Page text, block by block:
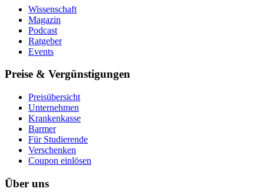
Wissenschaft
Magazin
Podcast
Ratgeber
Events
Preise & Vergünstigungen
Preisübersicht
Unternehmen
Krankenkasse
Barmer
Für Studierende
Ver­schen­ken
Coupon einlösen
Über uns